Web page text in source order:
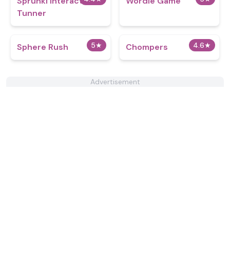
Tunner
5★
Sphere Rush 4.6★
Chompers
Advertisement